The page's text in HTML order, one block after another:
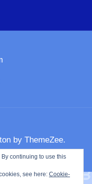
by ThemeZee.
continuing to use this
see here: Cookie-